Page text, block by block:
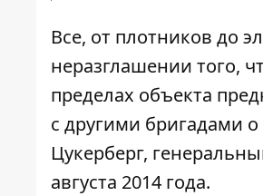
Все, от плотников до
неразглашении того,
пределах объекта
с другими бригадами о
Цукерберг,
августа 2014 года.